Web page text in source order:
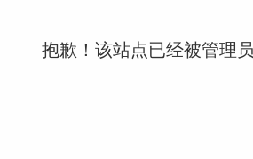
抱歉！该站点已经被管理